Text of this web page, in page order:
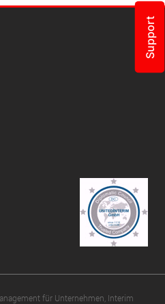
für Unternehmen, Interim
Support